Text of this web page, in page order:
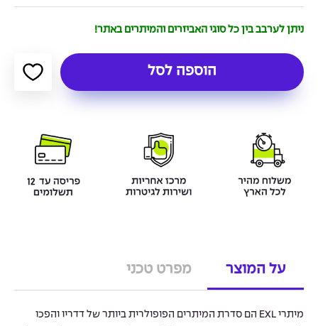
ניתן לערבב בין כל סוגי האביזרים והמיתרים באתר!
הוספה לסל
על המוצר מפרט טכני
מיתרי EXL הם סדרת המיתרים הפופולרית ביותר של דדריו והפכו